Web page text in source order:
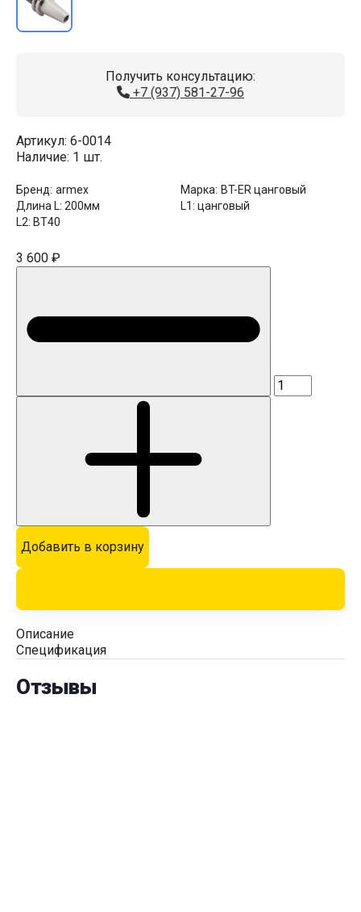
Получить консультацию:
+7 (937) 581-27-96
Артикул: 6-0014
Наличие: 1 шт.
Бренд: armex Марка: BT-ER цанговый
Длина L: 200мм L1: цанговый
L2: BT40
3 600 ₽
Добавить в корзину
Описание
Спецификация
Отзывы